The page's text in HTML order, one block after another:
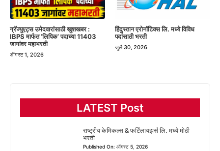
ग्रॅज्युएट्स उमेदवारांसाठी खुशखबर :
IBPS मार्फत ‘लिपिक’ पदाच्या 11403
जागांवर महाभरती
ऑगस्ट 1, 2026
हिंदुस्तान एरोनॉटिक्स लि. मध्ये विविध
पदांसाठी भरती
जुलै 30, 2026
LATEST Post
राष्ट्रीय केमिकल्स & फर्टिलायझर्स लि. मध्ये मोठी
भरती
Published On: ऑगस्ट 5, 2026